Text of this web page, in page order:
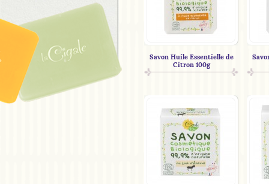
Savon Huile Essentielle de
Citron 100g